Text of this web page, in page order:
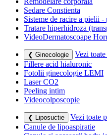
Sedare Constienta
Sisteme de racire a pielii
Tratare hiperhidroza
VideoDermatoscoape
❮ Ginecologie
Vezi
Fillere acid hialuronic
Fotolii ginecologie LEMI
Laser CO2
Peeling intim
Videocolposcopie
❮ Liposuctie
Vezi toate
Canule de lipoaspiratie